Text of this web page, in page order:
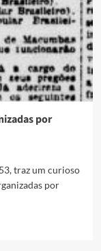
por
traz um curioso
por